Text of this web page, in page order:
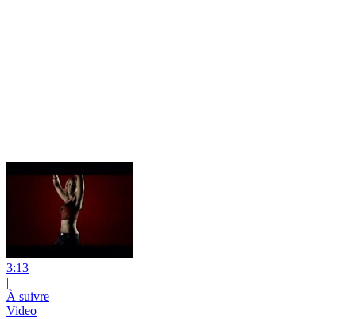
3:13
|
À suivre
Video